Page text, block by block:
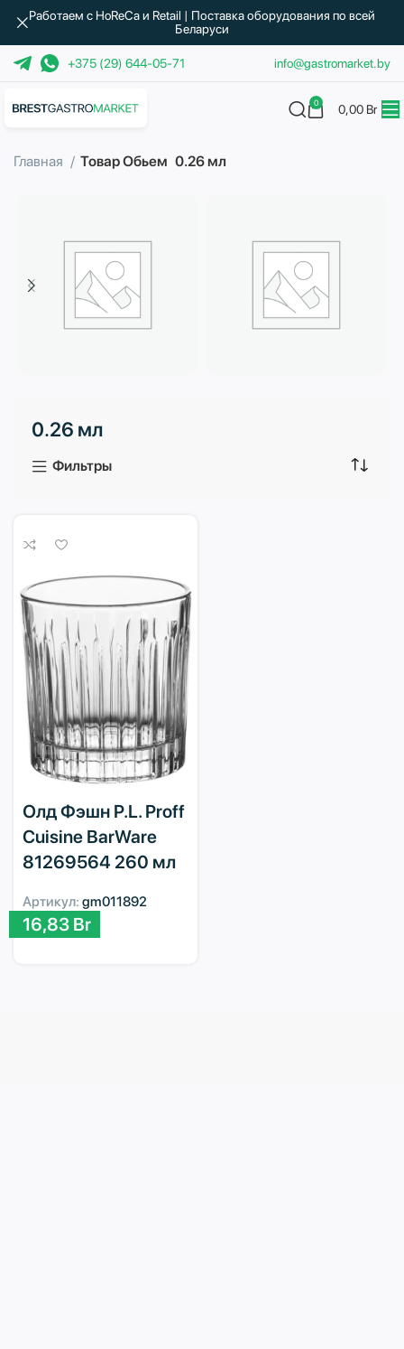
+375 (29) 644-05-71 info@gastromarket.by
0 0,00 Br
Главная Товар Обьем 0.26 мл
3 продукта
0.26 мл
Фильтры
Олд Фэшн P.L. Proff
Cuisine BarWare
81269564 260 мл
Артикул: gm011892
16,83 Br
Работаем с HoReCa и Retail | Поставка оборудования по всей
Беларуси